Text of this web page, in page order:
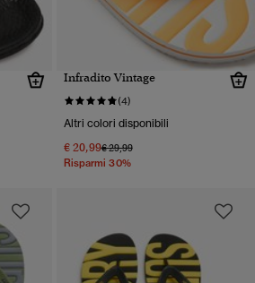
Infradito Vintage
(4)
Altri colori disponibili
€ 20,99Prezzo ridotto da
€ 29,99a
Risparmi 30%